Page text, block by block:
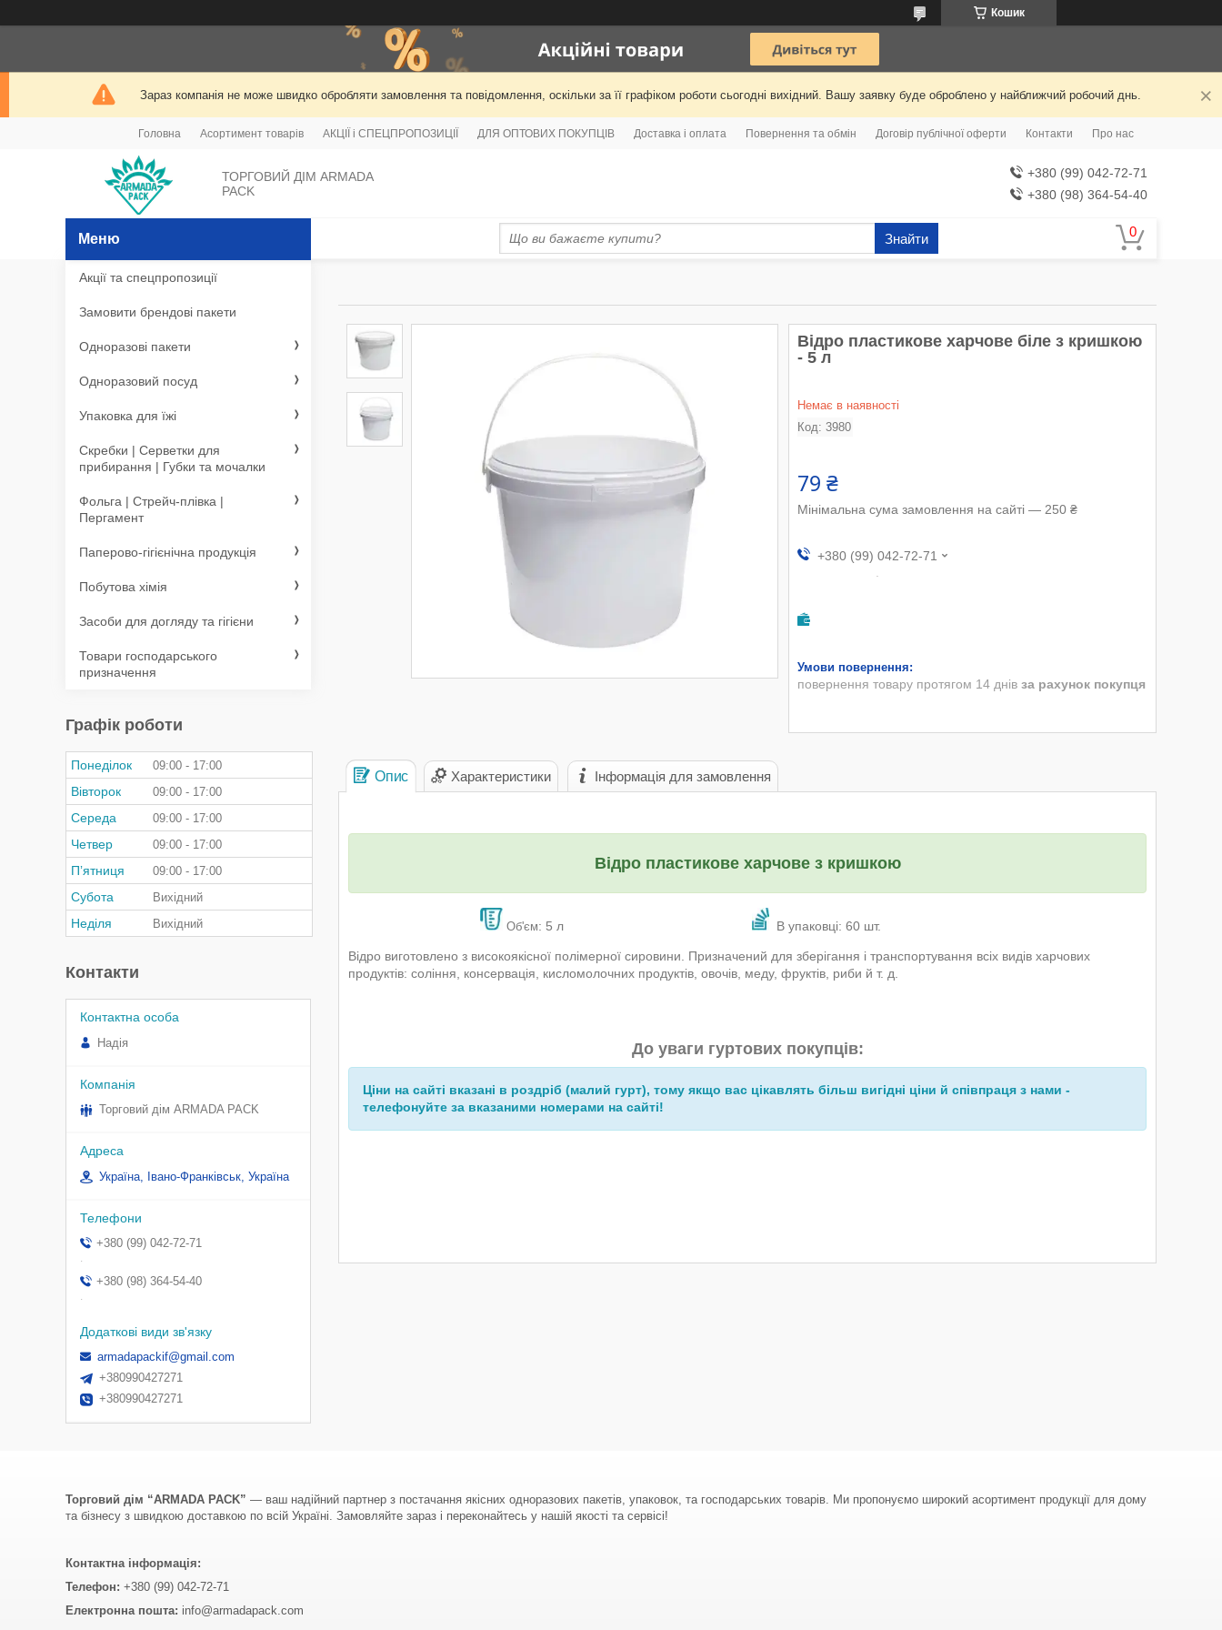
Кошик
Зараз компанія не може швидко обробляти замовлення та повідомлення, оскільки за її графіком роботи сьогодні вихідний. Вашу заявку буде оброблено у найближчий робочий днь.
Головна Асортимент товарів АКЦІЇ і СПЕЦПРОПОЗИЦІЇ ДЛЯ ОПТОВИХ ПОКУПЦІВ Доставка і оплата Повернення та обмін Договір публічної оферти Контакти Про нас
ТОРГОВИЙ ДІМ ARMADA
PACK
+380 (99) 042-72-71
+380 (98) 364-54-40
Знайти
Відро пластикове харчове біле з кришкою
- 5 л
Немає в наявності
Код: 3980
79 ₴
Мінімальна сума замовлення на сайті — 250 ₴
+380 (99) 042-72-71
повернення товару протягом 14 днів за рахунок покупця
Опис Характеристики Інформація для замовлення
Відро пластикове харчове з кришкою
Об'єм: 5 л В упаковці: 60 шт.
Відро виготовлено з високоякісної полімерної сировини. Призначений для зберігання і транспортування всіх видів харчових
продуктів: соління, консервація, кисломолочних продуктів, овочів, меду, фруктів, риби й т. д.
До уваги гуртових покупців:
Ціни на сайті вказані в роздріб (малий гурт), тому якщо вас цікавлять більш вигідні ціни й співпраця з нами -
телефонуйте за вказаними номерами на сайті!
Акції та спецпропозиції
Замовити брендові пакети
Одноразові пакети
Одноразовий посуд
Упаковка для їжі
Скребки | Серветки для
прибирання | Губки та мочалки
Фольга | Стрейч-плівка |
Пергамент
Паперово-гігієнічна продукція
Побутова хімія
Засоби для догляду та гігієни
Товари господарського
призначення
Графік роботи
Понеділок 09:00 17:00
Вівторок 09:00 17:00
Середа 09:00 17:00
Четвер 09:00 17:00
Пʼятниця 09:00 17:00
Субота Вихідний
Неділя Вихідний
Контакти
Надія
Торговий дім ARMADA PACK
Україна, Івано-Франківськ, Україна
+380 (99) 042-72-71
.
+380 (98) 364-54-40
.
armadapackif@gmail.com
+380990427271
+380990427271
Торговий дім “ARMADA PACK” — ваш надійний партнер з постачання якісних одноразових пакетів, упаковок, та господарських товарів. Ми пропонуємо широкий асортимент продукції для дому
та бізнесу з швидкою доставкою по всій Україні. Замовляйте зараз і переконайтесь у нашій якості та сервісі!
Контактна інформація:
Телефон: +380 (99) 042-72-71
Електронна пошта: info@armadapack.com